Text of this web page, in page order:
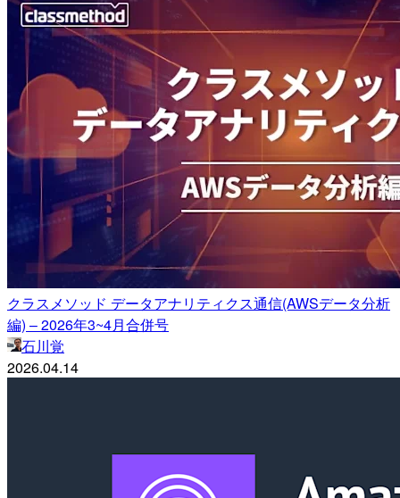
クラスメソッド データアナリティクス通信(AWSデータ分析
編) – 2026年3~4月合併号
石川覚
2026.04.14